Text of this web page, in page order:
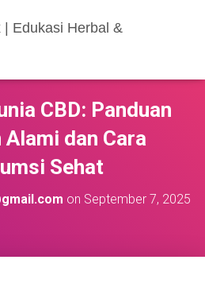
Edukasi Herbal &
CBD: Panduan
Alami dan Cara
Sehat
on September 7, 2025